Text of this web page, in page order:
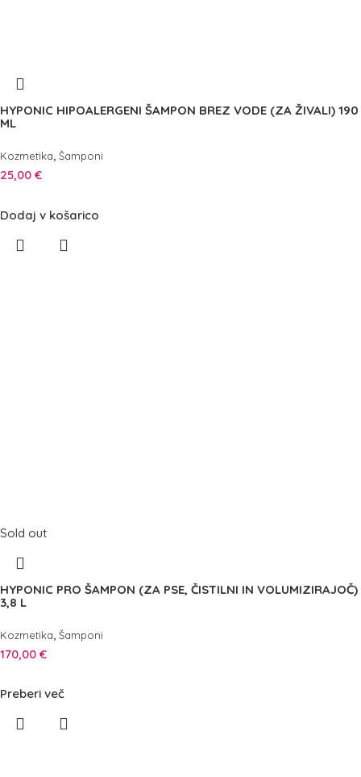
HYPONIC HIPOALERGENI ŠAMPON BREZ VODE (ZA ŽIVALI) 190
ML
Kozmetika, Šamponi
25,00 €
Dodaj v košarico
Sold out
HYPONIC PRO ŠAMPON (ZA PSE, ČISTILNI IN VOLUMIZIRAJOČ)
3,8 L
Kozmetika Šamponi
170,00 €
Preberi več